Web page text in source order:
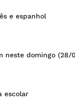
e espanhol
neste domingo (28/
escolar